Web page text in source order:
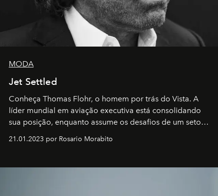
MODA
Jet Settled
Conheça Thomas Flohr, o homem por trás do Vista. A
líder mundial em aviação executiva está consolidando
sua posição, enquanto assume os desafios de um setor
21.01.2023 por Rosario Morabito